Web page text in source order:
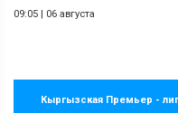
09:05 | 06 августа
Кыргызская Премьер -